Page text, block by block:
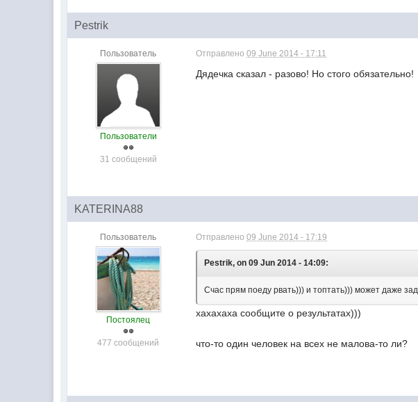
Pestrik
Пользователь
Пользователи
31 сообщений
Отправлено09 June 2014 - 17:11
Дядечка сказал - разово! Но стого обязательно!
KATERINA88
Пользователь
Постоялец
477 сообщений
Отправлено09 June 2014 - 17:19
Pestrik, on 09 Jun 2014 - 14:09:
Счас прям поеду рвать))) и топтать))) может даже
хахахаха сообщите о результатах)))
что-то один человек на всех не малова-то ли?